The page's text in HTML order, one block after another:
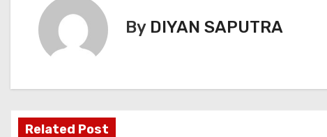
By DIYAN SAPUTRA
Related Post